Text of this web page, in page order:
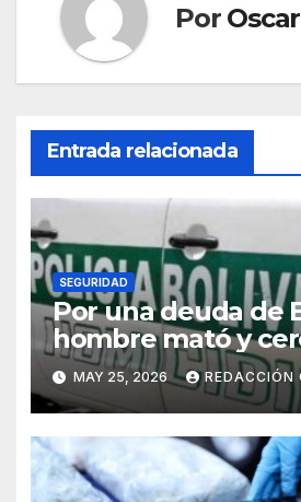
Por
Entrada relacionada
SEGURIDAD
Por una deuda de
hombre mató y
víctima en la zona
Paz
MAY 25, 2026 REDACCIÓN